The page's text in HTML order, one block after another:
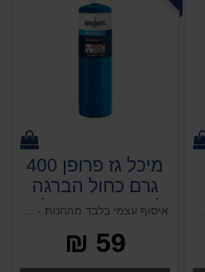
מיכל גז פרופן 400
גרם כחול הברגה
לברנר קיים במלאי
!!!!!!!!
59 ₪